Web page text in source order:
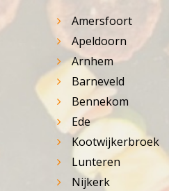
Amersfoort
Apeldoorn
Arnhem
Barneveld
Bennekom
Ede
Kootwijkerbroek
Lunteren
Nijkerk